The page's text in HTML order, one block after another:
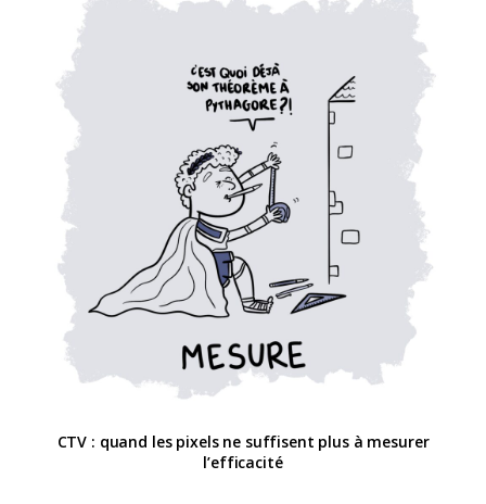
CTV : quand les pixels ne suffisent plus à mesurer
l’efficacité